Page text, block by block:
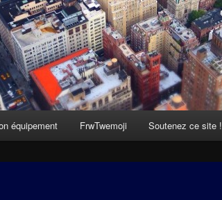
équipement FrwTwemoji Soutenez ce site !